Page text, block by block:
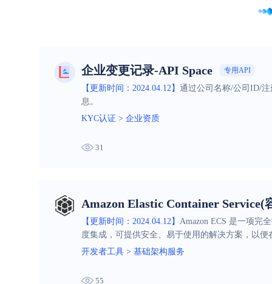
企业变更记录-API Space 专用API
【更新时间：2024.04.12】 通过公司名称/公司ID/
息。
KYC认证 > 企业资质
31
Amazon Elastic Container Service(
【更新时间：2024.04.12】 Amazon ECS 是一项完
度集成，可提供安全、易于使用的解决方案，以
开发者工具 > 基础架构服务
55